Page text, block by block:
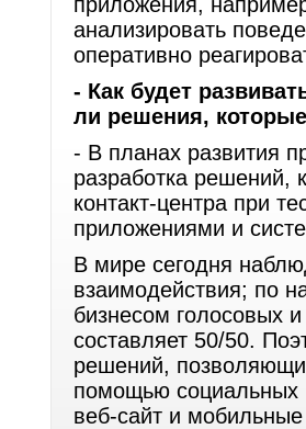
анализировать
оперативно
- Как будет
ли решения,
- В планах развития
разработка решений,
контакт-центра при
приложениями и
В мире сегодня
взаимодействия; по
бизнесом голосовых
составляет 50/50.
решений,
помощью социальных
веб-сайт и